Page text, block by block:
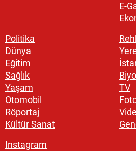
E-
Politika
Dünya
Eğitim
Sağlık
Yaşam
Otomobil
Röportaj
Kültür Sanat
TV
Instagram